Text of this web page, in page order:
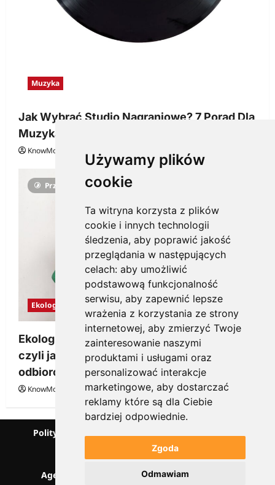
Używamy plików
cookie
Ta witryna korzysta z plików
cookie i innych technologii
śledzenia, aby poprawić jakość
przeglądania w następujących
celach: aby umożliwić
podstawową funkcjonalność
serwisu, aby zapewnić lepsze
wrażenia z korzystania ze strony
internetowej, aby zmierzyć Twoje
zainteresowanie naszymi
produktami i usługami oraz
personalizować interakcje
marketingowe, aby dostarczać
reklamy które są dla Ciebie
bardziej odpowiednie.
Zgoda
Odmawiam
Muzyka
Jak Wybrać Studio Nagraniowe? 7 Porad Dla
Muzyka
KnowMore.pl
Przeczytano 3 minut
Ekologia
Ekologiczne gadżety reklamowe dla firmy,
czyli jak wzbudzić zainteresowanie
odbiorców
KnowMore.pl 28 grudnia, 2025 0
Polityka prywatności
Słownik marketingowy
Blog o przedsiębiorczości
Agencja marketingowa Scorise
SentiSignal